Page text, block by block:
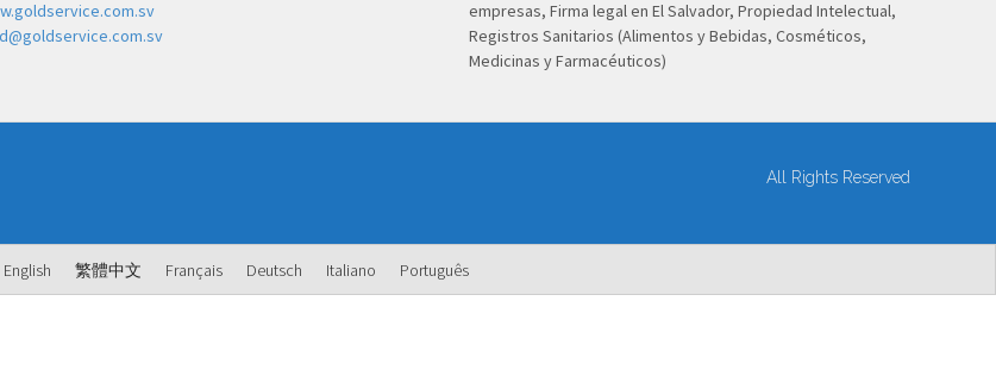
empresas, Firma legal en El Salvador, Propiedad Intelectual,
Registros Sanitarios (Alimentos y Bebidas, Cosméticos,
Medicinas y Farmacéuticos)
All Rights Reserved
English 繁體中文 Français Deutsch Italiano Português